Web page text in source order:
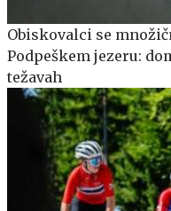
Obiskovalci se
Podpeškem jezeru:
težavah